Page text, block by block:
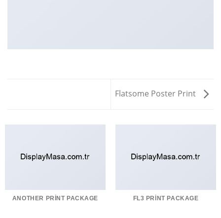
Flatsome Poster Print
ANOTHER PRINT PACKAGE FL3 PRINT PACKAGE